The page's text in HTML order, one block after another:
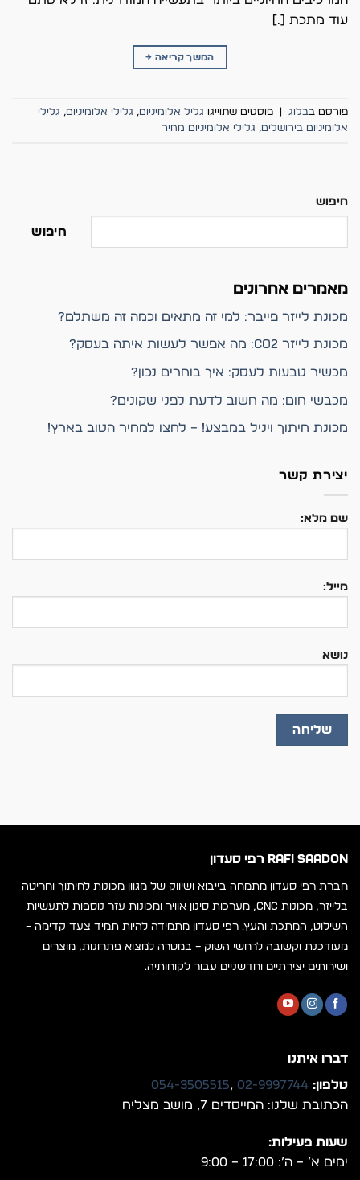
עוד מתכת […]
המשך קריאה →
פורסם בבלוג פוסטים שתוייגו גליל אלומיניום, גלילי אלומיניום, גלילי
אלומיניום בירושלים, גלילי אלומיניום מחיר
חיפוש
חיפוש
מאמרים אחרונים
מכונת לייזר פייבר: למי זה מתאים וכמה זה משתלם?
מכונת לייזר CO2: מה אפשר לעשות איתה בעסק?
מכשיר טבעות לעסק: איך בוחרים נכון?
מכבשי חום: מה חשוב לדעת לפני שקונים?
מכונת חיתוך ויניל במבצע! – לחצו למחיר הטוב בארץ!
יצירת קשר
שם מלא:
מייל:
נושא
RAFI SAADON רפי סעדון
חברת רפי סעדון מתמחה בייבוא ושיווק של מגוון מכונות לחיתוך וחריטה
בלייזר, מכונות CNC, מערכות סינון אוויר ומכונות עזר נוספות לתעשיות
השילוט, המתכת והעץ. רפי סעדון מתמידה להיות תמיד צעד קדימה –
מעודכנת וקשובה לרחשי השוק – במטרה למצוא פתרונות, מוצרים
ושירותים יצירתיים וחדשניים עבור לקוחותיה.
דברו איתנו
טלפון: 02-9997744
,
054-3505515
הכתובת שלנו: המייסדים 7, מושב מצליח
שעות פעילות:
ימים א’ – ה’: 17:00 – 9:00